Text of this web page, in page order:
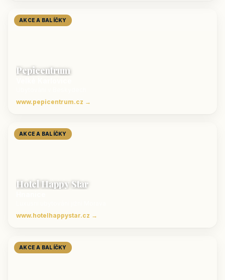
AKCE A BALÍČKY
Pepicentrum
www.pepicentrum.cz →
AKCE A BALÍČKY
Hotel Happy Star
www.hotelhappystar.cz →
AKCE A BALÍČKY